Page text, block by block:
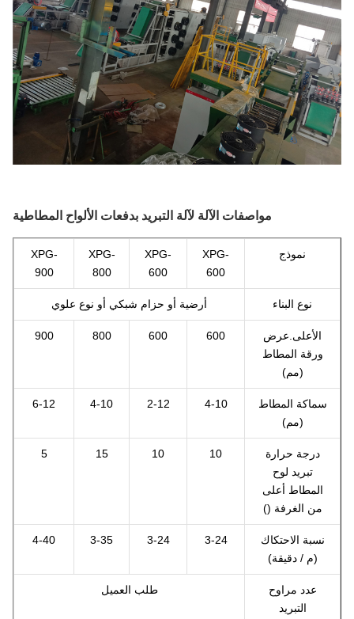
مواصفات الآلة لآلة التبريد بدفعات الألواح المطاطية
نموذج
XPG-
600
XPG-
600
XPG-
800
XPG-
900
نوع البناء أرضية أو حزام شبكي أو نوع علوي
الأعلى.عرض
ورقة المطاط
(مم)
600
600
800
900
سماكة المطاط
(مم)
4-10
2-12
4-10
6-12
درجة حرارة
تبريد لوح
المطاط أعلى
من الغرفة ()
10
10
15
5
نسبة الاحتكاك
(م / دقيقة)
3-24
3-24
3-35
4-40
عدد مراوح
التبريد
طلب العميل